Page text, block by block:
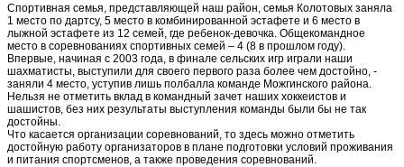
Спортивная семья, представляющей наш район, семья Колотовых заняла
1 место по дартсу, 5 место в комбинированной эстафете и 6 место в
лыжной эстафете из 12 семей, где ребенок-девочка. Общекомандное
место в соревнованиях спортивных семей – 4 (8 в прошлом году).
Впервые, начиная с 2003 года, в финале сельских игр играли наши
шахматисты, выступили для своего первого раза более чем достойно, -
заняли 4 место, уступив лишь полбалла команде Можгинского района.
Нельзя не отметить вклад в командный зачет наших хоккеистов и
шашистов, без них результаты выступления команды были бы не так
достойны.
Что касается организации соревнований, то здесь можно отметить
достойную работу организаторов в плане подготовки условий проживания
и питания спортсменов, а также проведения соревнований.